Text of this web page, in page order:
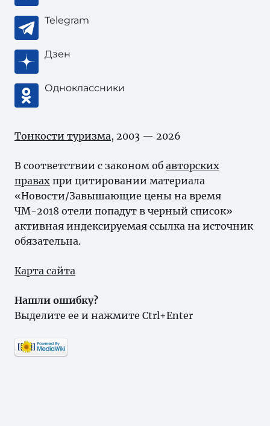
Telegram
Дзен
Одноклассники
Тонкости туризма, 2003 — 2026
В соответствии с законом об авторских
правах при цитировании материала
«Новости/Завышающие цены на время
ЧМ-2018 отели попадут в черный список»
активная индексируемая ссылка на источник
обязательна.
Карта сайта
Нашли ошибку?
Выделите ее и нажмите Ctrl+Enter